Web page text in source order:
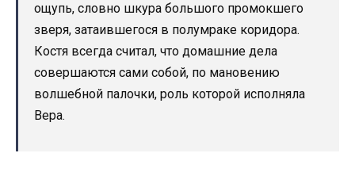
ощупь, словно шкура большого промокшего
зверя, затаившегося в полумраке коридора.
Костя всегда считал, что домашние дела
совершаются сами собой, по мановению
волшебной палочки, роль которой исполняла
Вера.